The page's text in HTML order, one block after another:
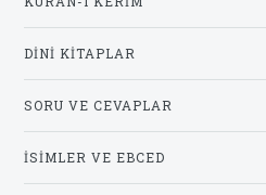
DINI KITAPLAR
SORU VE CEVAPLAR
İSIMLER VE EBCED